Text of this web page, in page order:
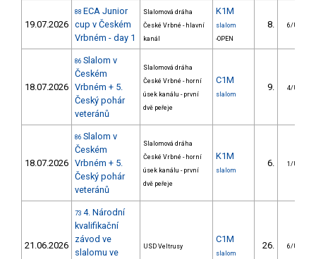
19.07.2026
88 ECA Junior
cup v Českém
Vrbném - day 1
Slalomová dráha
České Vrbné - hlavní
kanál
K1M
slalom
-OPEN
8. 6/U23
18.07.2026
86 Slalom v
Českém
Vrbném + 5.
Český pohár
veteránů
Slalomová dráha
České Vrbné - horní
úsek kanálu - první
dvě peřeje
C1M
slalom
9. 4/U23
18.07.2026
86 Slalom v
Českém
Vrbném + 5.
Český pohár
veteránů
Slalomová dráha
České Vrbné - horní
úsek kanálu - první
dvě peřeje
K1M
slalom
6. 1/U23
21.06.2026
73 4. Národní
kvalifikační
závod ve
slalomu ve
USD Veltrusy
C1M
slalom
26. 6/U23